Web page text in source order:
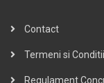
Contact
Termeni si
Regulament